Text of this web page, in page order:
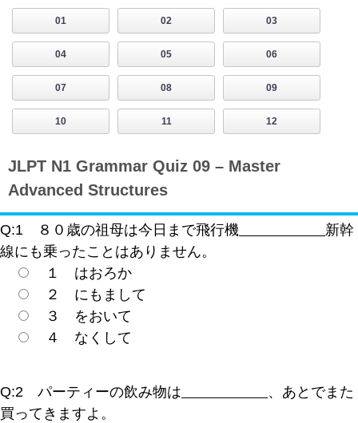
01 02 03
04 05 06
07 08 09
10 11 12
JLPT N1 Grammar Quiz 09 – Master
Advanced Structures
Q:1 ８０歳の祖母は今日まで飛行機
新幹
線にも乗ったことはありません。
１ はおろか
２ にもまして
３ をおいて
４ なくして
Q:2 パーティーの飲み物は
、あとでまた
買ってきますよ。